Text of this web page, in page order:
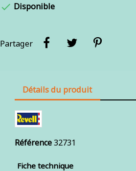
 Disponible
Partager
Détails du produit
Référence32731
Fiche technique